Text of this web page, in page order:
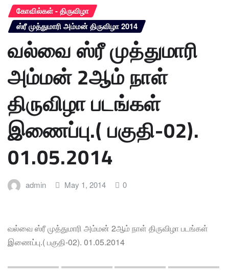
கோவில்கள் - திருவிழா
ஸ்ரீ முத்துமாரி அம்மன் திருவிழா 2014
வல்வை ஸ்ரீ முத்துமாரி
அம்மன் 2ஆம் நாள்
திருவிழா படங்கள்
இணைப்பு.( பகுதி-02).
01.05.2014
admin May 1, 2014 0
வல்வை ஸ்ரீ முத்துமாரி அம்மன் 2ஆம் நாள் திருவிழா படங்கள்
இணைப்பு.( பகுதி-02). 01.05.2014